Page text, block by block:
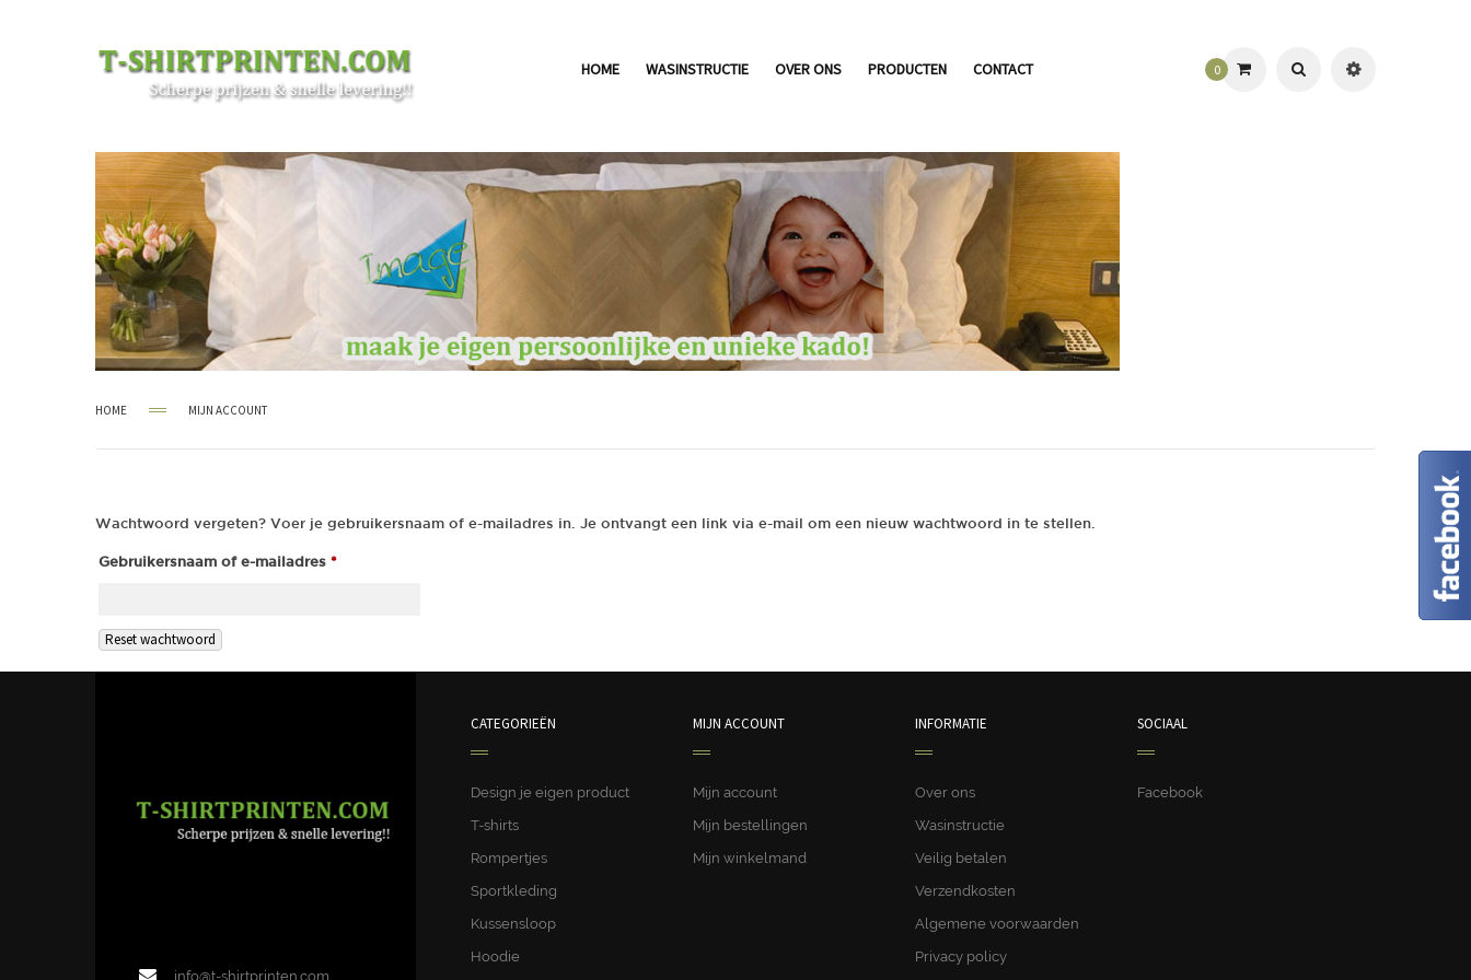
HOME WASINSTRUCTIE OVER ONS PRODUCTEN CONTACT 0
HOME MIJN ACCOUNT
Wachtwoord vergeten? Voer je gebruikersnaam of e-mailadres in. Je ontvangt een link via e-mail om een nieuw wachtwoord in te stellen.
Gebruikersnaam of e-mailadres *Vereist
Reset wachtwoord
info@t-shirtprinten.com
CATEGORIEËN
Design je eigen product
T-shirts
Rompertjes
Sportkleding
Kussensloop
Hoodie
MIJN ACCOUNT
Mijn account
Mijn bestellingen
Mijn winkelmand
INFORMATIE
Over ons
Wasinstructie
Veilig betalen
Verzendkosten
Algemene voorwaarden
Privacy policy
SOCIAAL
Facebook